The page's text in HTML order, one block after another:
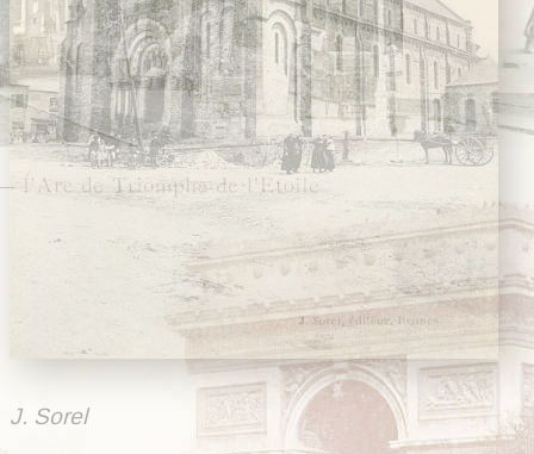
Rimou
Rothéneuf
Sains
Saint-Armel
Saint-Aubin-d'Aubigné
Saint-Aubin-du-
Cormier
Saint-Briac
Saint-Brice-en-Coglès
Saint-Germain-en-
Saint-Germain-sur-Ille
Guérets
J. Sorel